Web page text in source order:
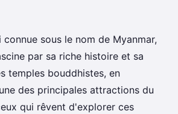
des croisières
des visites des
en
connue sous le nom de Myanmar,
par sa riche histoire et sa
temples bouddhistes, en
des principales attractions du
qui rêvent d'explorer ces